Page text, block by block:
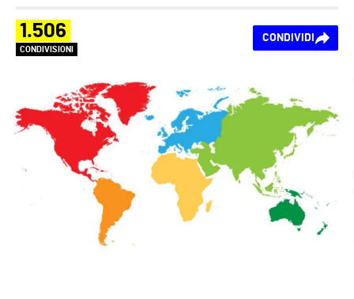
1.506
CONDIVISIONI
CONDIVIDI